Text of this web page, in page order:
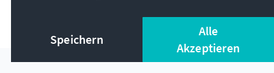
Speichern
Alle
Akzeptieren